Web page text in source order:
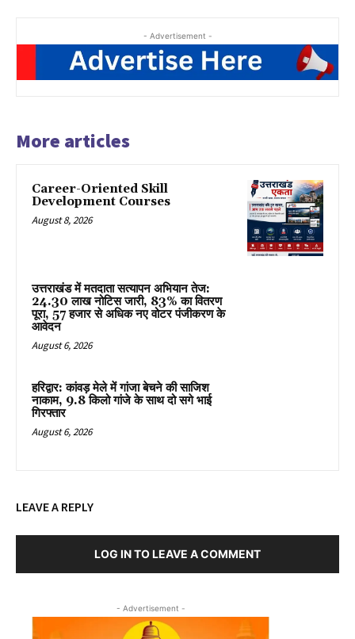
- Advertisement -
More articles
Career-Oriented Skill
Development Courses
August 8, 2026
उत्तराखंड में मतदाता सत्यापन अभियान तेज:
24.30 लाख नोटिस जारी, 83% का वितरण
पूरा, 57 हजार से अधिक नए वोटर पंजीकरण के
आवेदन
August 6, 2026
हरिद्वार: कांवड़ मेले में गांजा बेचने की साजिश
नाकाम, 9.8 किलो गांजे के साथ दो सगे भाई
गिरफ्तार
August 6, 2026
LEAVE A REPLY
LOG IN TO LEAVE A COMMENT
- Advertisement -